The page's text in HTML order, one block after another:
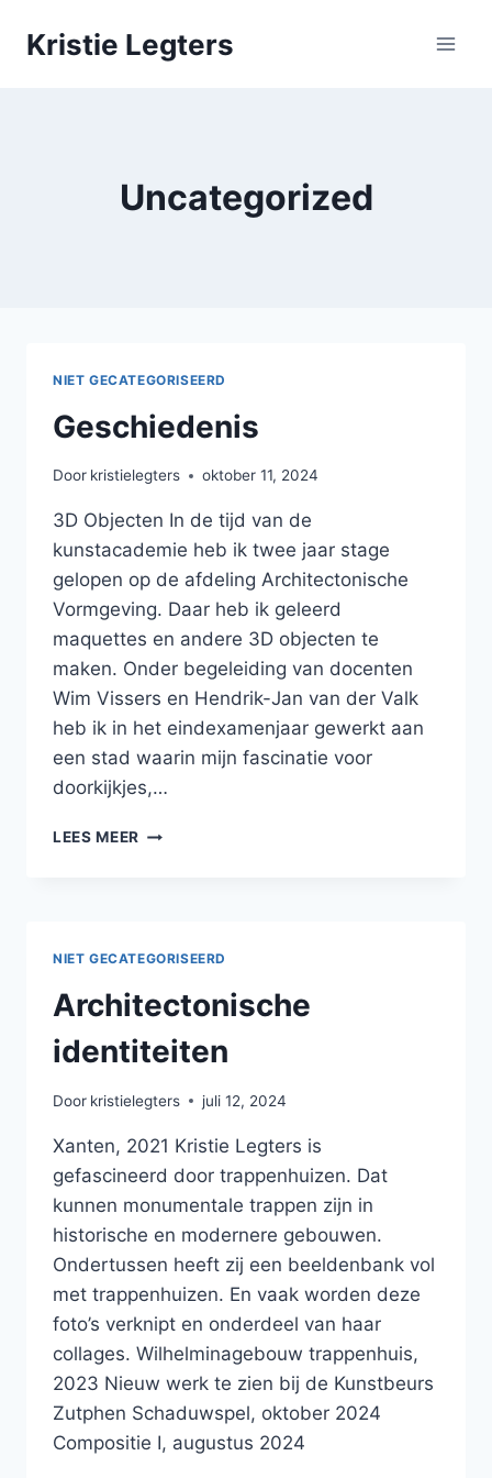
naarKristie Legters
Uncategorized
NIET GECATEGORISEERD
Geschiedenis
Door kristielegters oktober 11, 2024
3D Objecten In de tijd van de
kunstacademie heb ik twee jaar stage
gelopen op de afdeling Architectonische
Vormgeving. Daar heb ik geleerd
maquettes en andere 3D objecten te
maken. Onder begeleiding van docenten
Wim Vissers en Hendrik-Jan van der Valk
heb ik in het eindexamenjaar gewerkt aan
een stad waarin mijn fascinatie voor
doorkijkjes,…
LEES MEER GESCHIEDENIS
NIET GECATEGORISEERD
Architectonische
identiteiten
Door kristielegters juli 12, 2024
Xanten, 2021 Kristie Legters is
gefascineerd door trappenhuizen. Dat
kunnen monumentale trappen zijn in
historische en modernere gebouwen.
Ondertussen heeft zij een beeldenbank vol
met trappenhuizen. En vaak worden deze
foto’s verknipt en onderdeel van haar
collages. Wilhelminagebouw trappenhuis,
2023 Nieuw werk te zien bij de Kunstbeurs
Zutphen Schaduwspel, oktober 2024
Compositie I, augustus 2024